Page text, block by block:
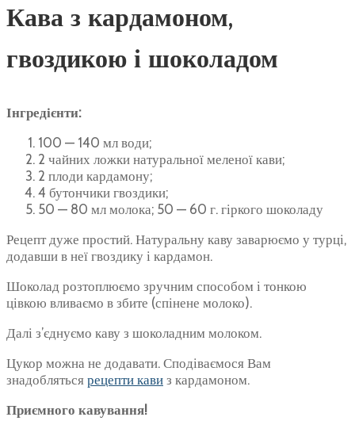
Кава з кардамоном,
гвоздикою і шоколадом
Інгредієнти:
100 — 140 мл води;
2 чайних ложки натуральної меленої кави;
2 плоди кардамону;
4 бутончики гвоздики;
50 — 80 мл молока; 50 — 60 г. гіркого шоколаду
Рецепт дуже простий. Натуральну каву заварюємо у турці,
додавши в неї гвоздику і кардамон.
Шоколад розтоплюємо зручним способом і тонкою
цівкою вливаємо в збите (спінене молоко).
Далі з’єднуємо каву з шоколадним молоком.
Цукор можна не додавати. Сподіваємося Вам
знадобляться рецепти кави з кардамоном.
Приємного кавування!